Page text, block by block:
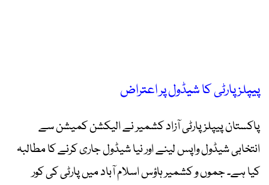
پیپلز پارٹی کا شیڈول پر اعتراض
پاکستان پیپلز پارٹی آزاد کشمیر نے الیکشن کمیشن سے
انتخابی شیڈول واپس لینے اور نیا شیڈول جاری کرنے کا مطالبہ
کیا ہے۔ جموں و کشمیر ہاؤس اسلام آباد میں پارٹی کی کور